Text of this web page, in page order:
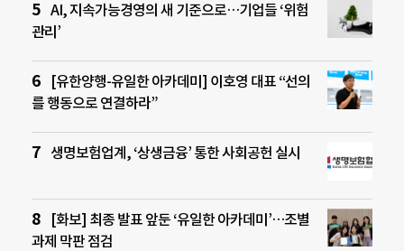
AI, 지속가능경영의 새 기준으로…기업들 ‘위험
관리’
[유한양행-유일한 아카데미] 이호영 대표 “선의
를 행동으로 연결하라”
생명보험업계, ‘상생금융’ 통한 사회공헌 실시
[화보] 최종 발표 앞둔 ‘유일한 아카데미’…조별
과제 막판 점검